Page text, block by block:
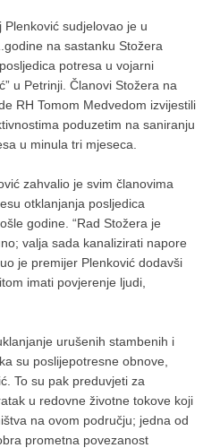
Plenković sudjelovao je u
na sastanku Stožera
potresa u vojarni
u Petrinji. Članovi Stožera na
RH Tomom Medvedom izvijestili
poduzetim na saniranju
u minula tri mjeseca.
zahvalio je svim članovima
otklanjanja posljedica
godine. “Rad Stožera je
valja sada kanalizirati napore
je premijer Plenković dodavši
imati povjerenje ljudi,
urušenih stambenih i
su poslijepotresne obnove,
To su pak preduvjeti za
u redovne životne tokove koji
na ovom području; jedna od
prometna povezanost